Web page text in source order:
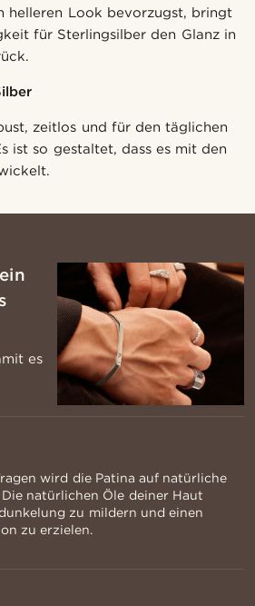
helleren Look bevorzugst, bringt
für Sterlingsilber den Glanz in
zeitlos und für den täglichen
ist so gestaltet, dass es mit den
es
wird die Patina auf natürliche
natürlichen Öle deiner Haut
zu mildern und einen
zu erzielen.